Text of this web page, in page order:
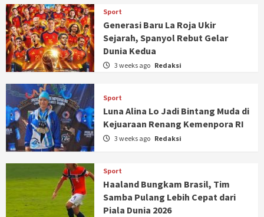
Sport
Generasi Baru La Roja Ukir
Sejarah, Spanyol Rebut Gelar
Dunia Kedua
3 weeks ago Redaksi
Sport
Luna Alina Lo Jadi Bintang Muda di
Kejuaraan Renang Kemenpora RI
3 weeks ago Redaksi
Sport
Haaland Bungkam Brasil, Tim
Samba Pulang Lebih Cepat dari
Piala Dunia 2026